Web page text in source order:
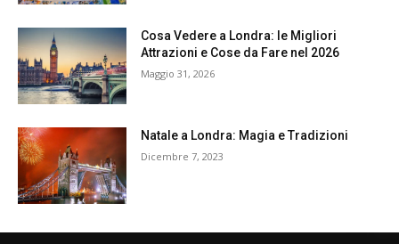
Cosa Vedere a Londra: le Migliori
Attrazioni e Cose da Fare nel 2026
Maggio 31, 2026
Natale a Londra: Magia e Tradizioni
Dicembre 7, 2023